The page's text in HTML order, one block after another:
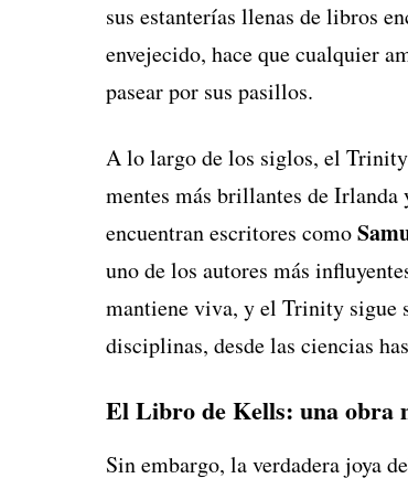
sus estanterías llenas de libros
envejecido, hace que cualquier
pasear por sus pasillos.
A lo largo de los siglos, el
mentes más brillantes de Irlanda
encuentran escritores como
uno de los autores más
mantiene viva, y el Trinity sigue
disciplinas, desde las ciencias
El Libro de Kells: una obra
Sin embargo, la verdadera joya